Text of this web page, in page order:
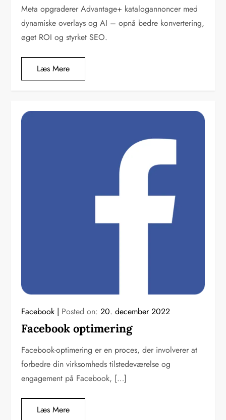
Meta opgraderer Advantage+ katalogannoncer med
dynamiske overlays og AI – opnå bedre konvertering,
øget ROI og styrket SEO.
Læs Mere
Facebook Posted on:20. december 2022
Facebook optimering
Facebook-optimering er en proces, der involverer at
forbedre din virksomheds tilstedeværelse og
engagement på Facebook, […]
Læs Mere